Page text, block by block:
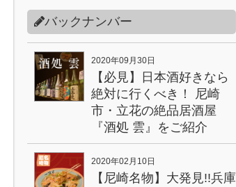
バックナンバー
2020年09月30日
【必見】日本酒好きなら
絶対に行くべき！ 尼崎
市・立花の絶品居酒屋
『酒処 雲』をご紹介
2020年02月10日
【尼崎名物】大発見!!兵庫